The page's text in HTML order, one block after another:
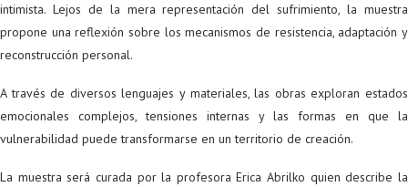
intimista. Lejos de la mera representación del sufrimiento, la muestra
propone una reflexión sobre los mecanismos de resistencia, adaptación y
reconstrucción personal.
A través de diversos lenguajes y materiales, las obras exploran estados
emocionales complejos, tensiones internas y las formas en que la
vulnerabilidad puede transformarse en un territorio de creación.
La muestra será curada por la profesora Erica Abrilko quien describe la